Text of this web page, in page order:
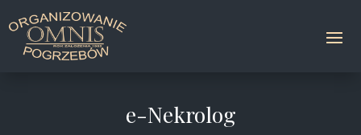
e-Nekrolog